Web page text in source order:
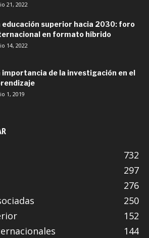
21, 2022
educación superior hacia 2030: foro
en formato híbrido
14, 2022
importancia de la investigación en el
1, 2019
732
297
276
250
152
144